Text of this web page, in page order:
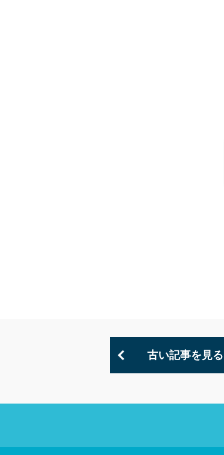
古い記事を見る